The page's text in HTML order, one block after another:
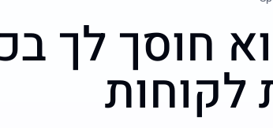
חוסך לך
לקוחות